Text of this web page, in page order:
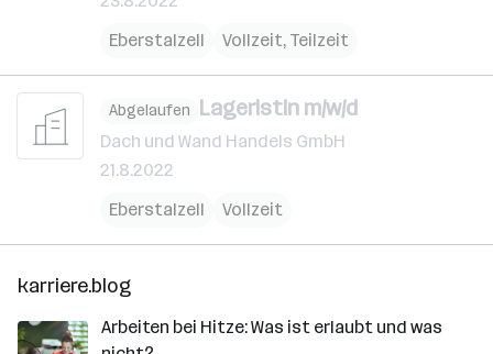
Eberstalzell
Vollzeit, Teilzeit
Abgelaufen LageristIn m/w/d
Dach und Wand Handels GmbH
21.8.2022
Eberstalzell
Vollzeit
karriere.blog
Arbeiten bei Hitze: Was ist erlaubt und was